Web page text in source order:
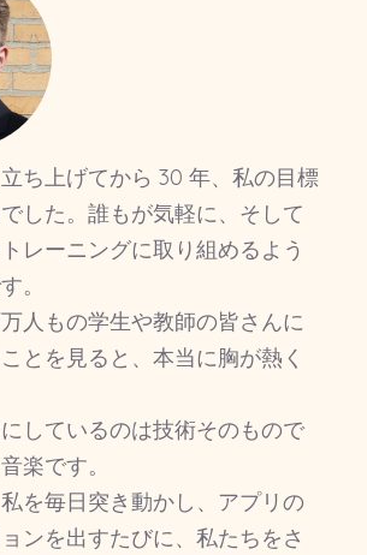
ち上げてから 30 年、私の目標
した。誰もが気軽に、そして
レーニングに取り組めるよう
。
人もの学生や教師の皆さんに
とを見ると、本当に胸が熱く
しているのは技術そのもので
楽です。
を毎日突き動かし、アプリの
ンを出すたびに、私たちをさ